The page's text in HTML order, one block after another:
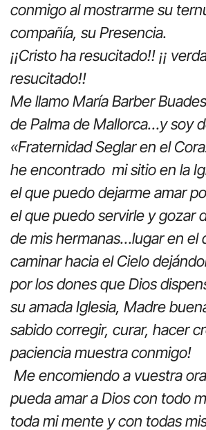
conmigo al mostrarme su
compañía, su Presencia.
¡¡Cristo ha resucitado!! ¡¡
resucitado!!
Me llamo María Barber
de Palma de Mallorca…y soy
«Fraternidad Seglar en el
he encontrado mi sitio en la
el que puedo dejarme amar
el que puedo servirle y gozar
de mis hermanas…lugar en el
caminar hacia el Cielo
por los dones que Dios
su amada Iglesia, Madre
sabidocorregir, curar, hacer
paciencia muestra conmigo!
Me encomiendo a vuestra
pueda amar a Dios con todo
toda mi mente y con todas